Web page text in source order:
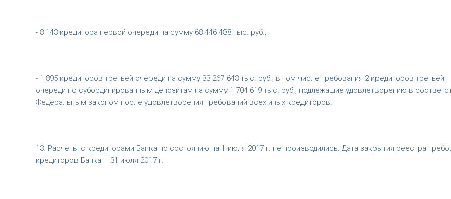
- 8 143 кредитора первой очереди на сумму 68 446 488 тыс. руб.;
- 1 895 кредиторов третьей очереди на сумму 33 267 643 тыс. руб., в том числе требования 2 кредиторов третьей
очереди по субординированным депозитам на сумму 1 704 619 тыс. руб., подлежащие удовлетворению в
Федеральным законом после удовлетворения требований всех иных кредиторов.
13. Расчеты с кредиторами Банка по состоянию на 1 июля 2017 г. не производились. Дата закрытия реестра
кредиторов Банка – 31 июля 2017 г.